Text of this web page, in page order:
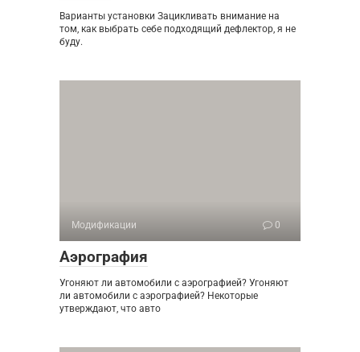
Варианты установки Зацикливать внимание на
том, как выбрать себе подходящий дефлектор, я не
буду.
Модификации 0
Аэрография
Угоняют ли автомобили с аэрографией? Угоняют
ли автомобили с аэрографией? Некоторые
утверждают, что авто